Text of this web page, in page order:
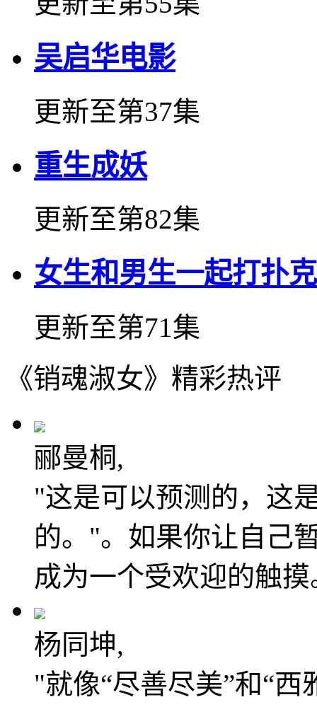
吴启华电影
更新至第37集
重生成妖
更新至第82集
女生和男生一起打扑克
更新至第71集
《销魂淑女》精彩热评
郦曼桐,
"这是可以预测的，这
的。"。如果你让自己
成为一个受欢迎的触摸
杨同坤,
"就像“尽善尽美”和“